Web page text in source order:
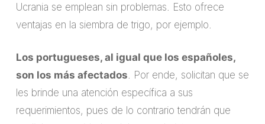
Ucrania se emplean sin problemas. Esto ofrece
ventajas en la siembra de trigo, por ejemplo.
Los portugueses, al igual que los españoles,
son los más afectados. Por ende, solicitan que se
les brinde una atención específica a sus
requerimientos, pues de lo contrario tendrán que